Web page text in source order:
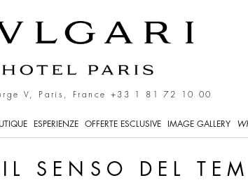
V, Paris, France +33 1 81 72 10 00
ESPERIENZE OFFERTE ESCLUSIVE IMAGE GALLERY
SENSO DEL